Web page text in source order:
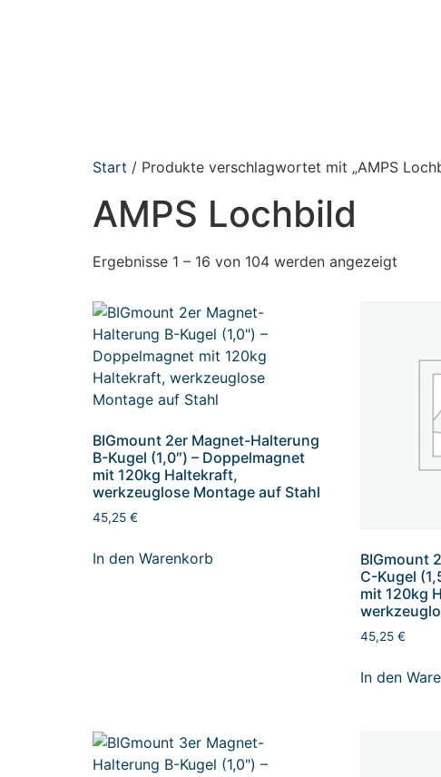
Start / Produkte verschlagwortet mit „AMPS
AMPS Lochbild
Ergebnisse 1 – 16 von 104 werden angezeigt
BIGmount 2er Magnet-Halterung
B-Kugel (1,0″) – Doppelmagnet
mit 120kg Haltekraft,
werkzeuglose Montage auf Stahl
45,25 €
In den Warenkorb
BIGmount
C-Kugel
mit 120kg
45,25 €
In den